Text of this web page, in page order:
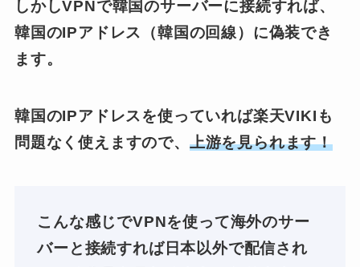
しかしVPNで韓国のサーバーに接続すれば、
韓国のIPアドレス（韓国の回線）に偽装でき
ます。
韓国のIPアドレスを使っていれば楽天VIKIも
問題なく使えますので、 上游を見られます！
こんな感じでVPNを使って海外のサー
バーと接続すれば日本以外で配信され